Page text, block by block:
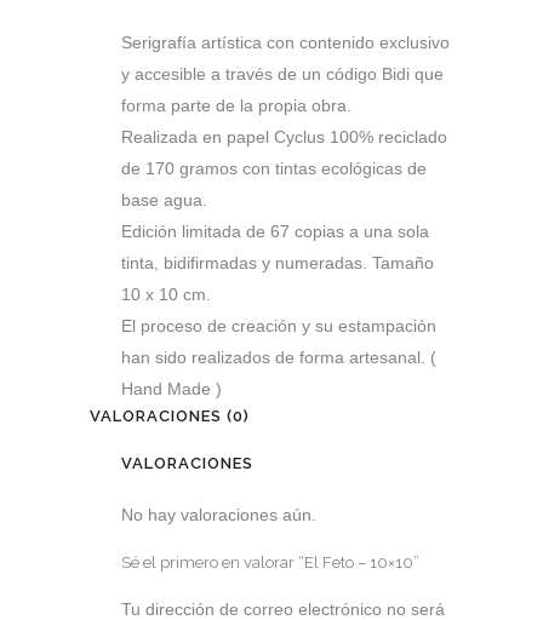
Serigrafía artística con contenido exclusivo
y accesible a través de un código Bidi que
forma parte de la propia obra.
Realizada en papel Cyclus 100% reciclado
de 170 gramos con tintas ecológicas de
base agua.
Edición limitada de 67 copias a una sola
tinta, bidifirmadas y numeradas. Tamaño
10 x 10 cm.
El proceso de creación y su estampación
han sido realizados de forma artesanal. (
Hand Made )
VALORACIONES (0)
VALORACIONES
No hay valoraciones aún.
Sé el primero en valorar “El Feto – 10×10”
Tu dirección de correo electrónico no será